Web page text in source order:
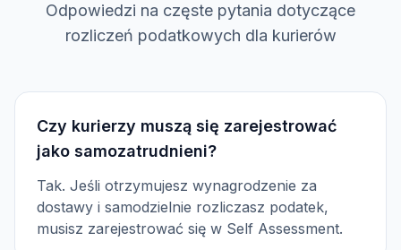
Odpowiedzi na częste pytania dotyczące
rozliczeń podatkowych dla kurierów
Czy kurierzy muszą się zarejestrować
jako samozatrudnieni?
Tak. Jeśli otrzymujesz wynagrodzenie za
dostawy i samodzielnie rozliczasz podatek,
musisz zarejestrować się w Self Assessment.